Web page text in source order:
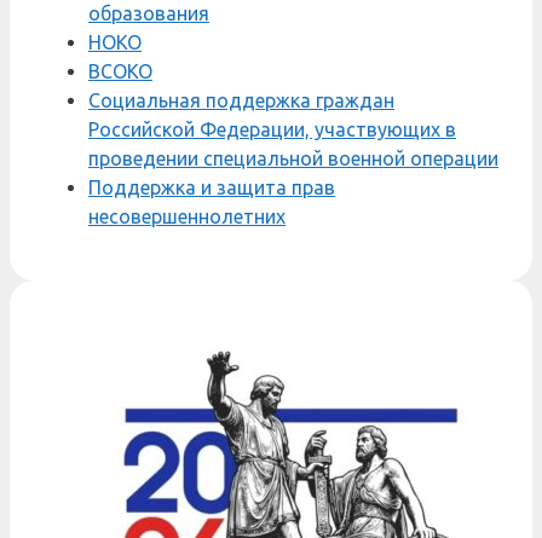
образования
НОКО
ВСОКО
Социальная поддержка граждан
Российской Федерации, участвующих в
проведении специальной военной операции
Поддержка и защита прав
несовершеннолетних